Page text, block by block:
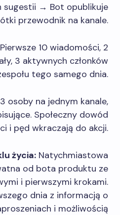
sugestii → Bot opublikuje
przewodnik na kanale.
Pierwsze 10 wiadomości, 2
3 aktywnych członków
tego samego dnia.
3 osoby na jednym kanale,
Społeczny dowód
i pęd wkraczają do akcji.
życia: Natychmiastowa
od bota produktu ze
i pierwszymi krokami.
dnia z informacją o
i możliwością